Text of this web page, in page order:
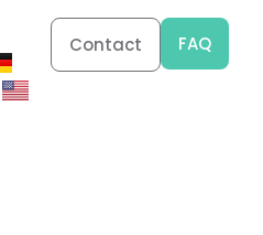
Contact FAQ